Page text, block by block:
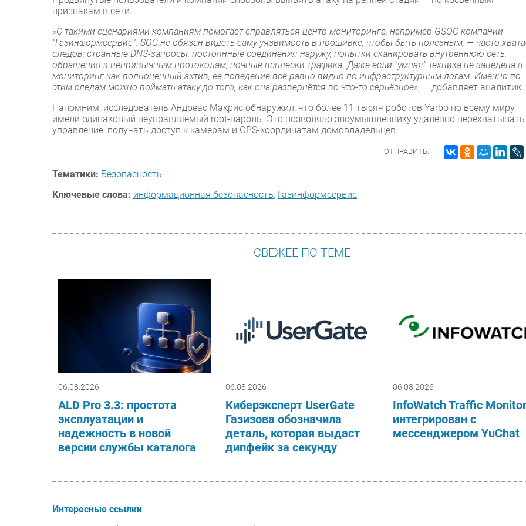
признакам в сети.
«С такими сценариями компаниям помогает справляться центр мониторинга, например GSOC компании
"Газинформсервис". SOC не обязан видеть саму уязвимость в прошивке, чтобы быть полезным, — часто
следов: странные DNS-запросы, постоянные соединения наружу, попытки сканировать внутреннюю сеть,
обращения к непривычным протоколам, ночные всплески трафика. Даже если "умная" техника не заведена в
мониторинг как полноценный актив, её поведение всё равно видно по инфраструктурным логам. Именно по
этим следам можно поймать атаку до того, как она развернётся во что-то серьёзное», — добавляет аналитик.
Напомним, исследователь Андреас Макрис обнаружил, что более 11 тысяч роботов Yarbo по всему миру
имели одинаковый неуправляемый root-пароль. Это позволяло злоумышленнику удалённо перехватывать
управление, получать доступ к камерам и GPS-координатам домовладельцев.
ОТПРАВИТЬ:
Тематики: Безопасность
Ключевые слова: информационная безопасность, Газинформсервис
СВЕЖЕЕ ПО ТЕМЕ
06.08.2026
ALD Pro 3.3: простота
эксплуатации и
надежность в новой
версии службы каталога
06.08.2026
Киберэксперт UserGate
Газизова обозначила
деталь, которая выдаст
дипфейк за секунду
06.08.2026
InfoWatch Traffic
интегрирован с
мессенджером YuChat
Интересные ссылки